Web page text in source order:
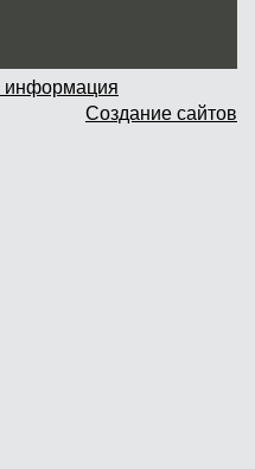
самовывоз
информация
Создание сайтов